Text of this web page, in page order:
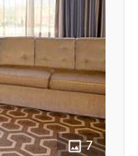
7